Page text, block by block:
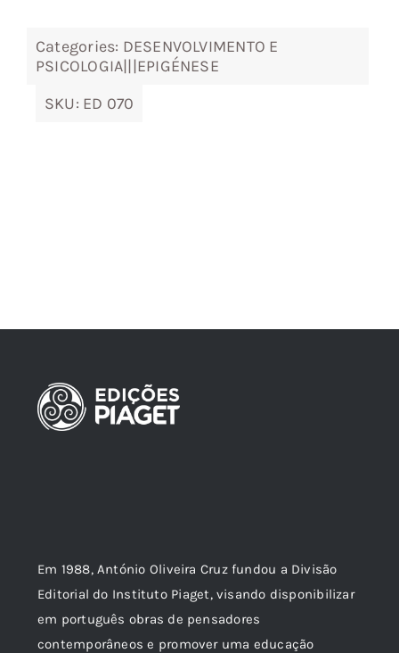
Categories: DESENVOLVIMENTO E
PSICOLOGIA|||EPIGÉNESE
SKU: ED 070
Em 1988, António Oliveira Cruz fundou a Divisão
Editorial do Instituto Piaget, visando disponibilizar
em português obras de pensadores
contemporâneos e promover uma educação